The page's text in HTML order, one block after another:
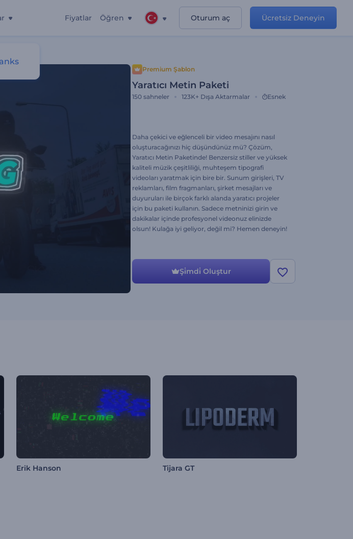
Fiyatlar Öğren Oturum aç Ücretsiz Deneyin
Premium Şablon
Yaratıcı Metin Paketi
150 sahneler 123K+ Dışa Aktarmalar Esnek
Daha çekici ve eğlenceli bir video mesajını nasıl
oluşturacağınızı hiç düşündünüz mü? Çözüm,
Yaratıcı Metin Paketinde! Benzersiz stiller ve yüksek
kaliteli müzik çeşitliliği, muhteşem tipografi
videoları yaratmak için bire bir. Sunum girişleri, TV
reklamları, film fragmanları, şirket mesajları ve
duyuruları ile birçok farklı alanda yaratıcı projeler
için bu paketi kullanın. Sadece metninizi girin ve
dakikalar içinde profesyonel videonuz elinizde
olsun! Kulağa iyi geliyor, değil mi? Hemen deneyin!
Şi̇mdi̇ Oluştur
Erik Hanson Tijara GT